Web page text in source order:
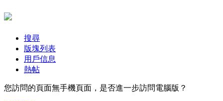
搜尋
版塊列表
用戶信息
熱帖
您訪問的頁面無手機頁面，是否進一步訪問電腦版？